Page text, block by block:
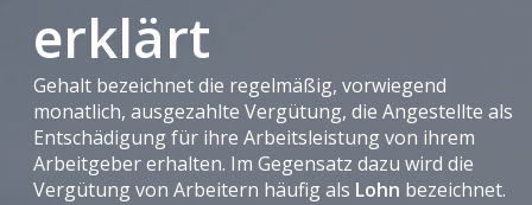
erklärt
Gehalt bezeichnet die regelmäßig, vorwiegend
monatlich, ausgezahlte Vergütung, die Angestellte als
Entschädigung für ihre Arbeitsleistung von ihrem
Arbeitgeber erhalten. Im Gegensatz dazu wird die
Vergütung von Arbeitern häufig als Lohn bezeichnet.